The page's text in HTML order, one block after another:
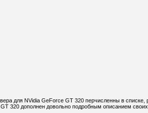
для NVidia GeForce GT 320 перчисленны в
320 дополнен довольно подробным описанием своих